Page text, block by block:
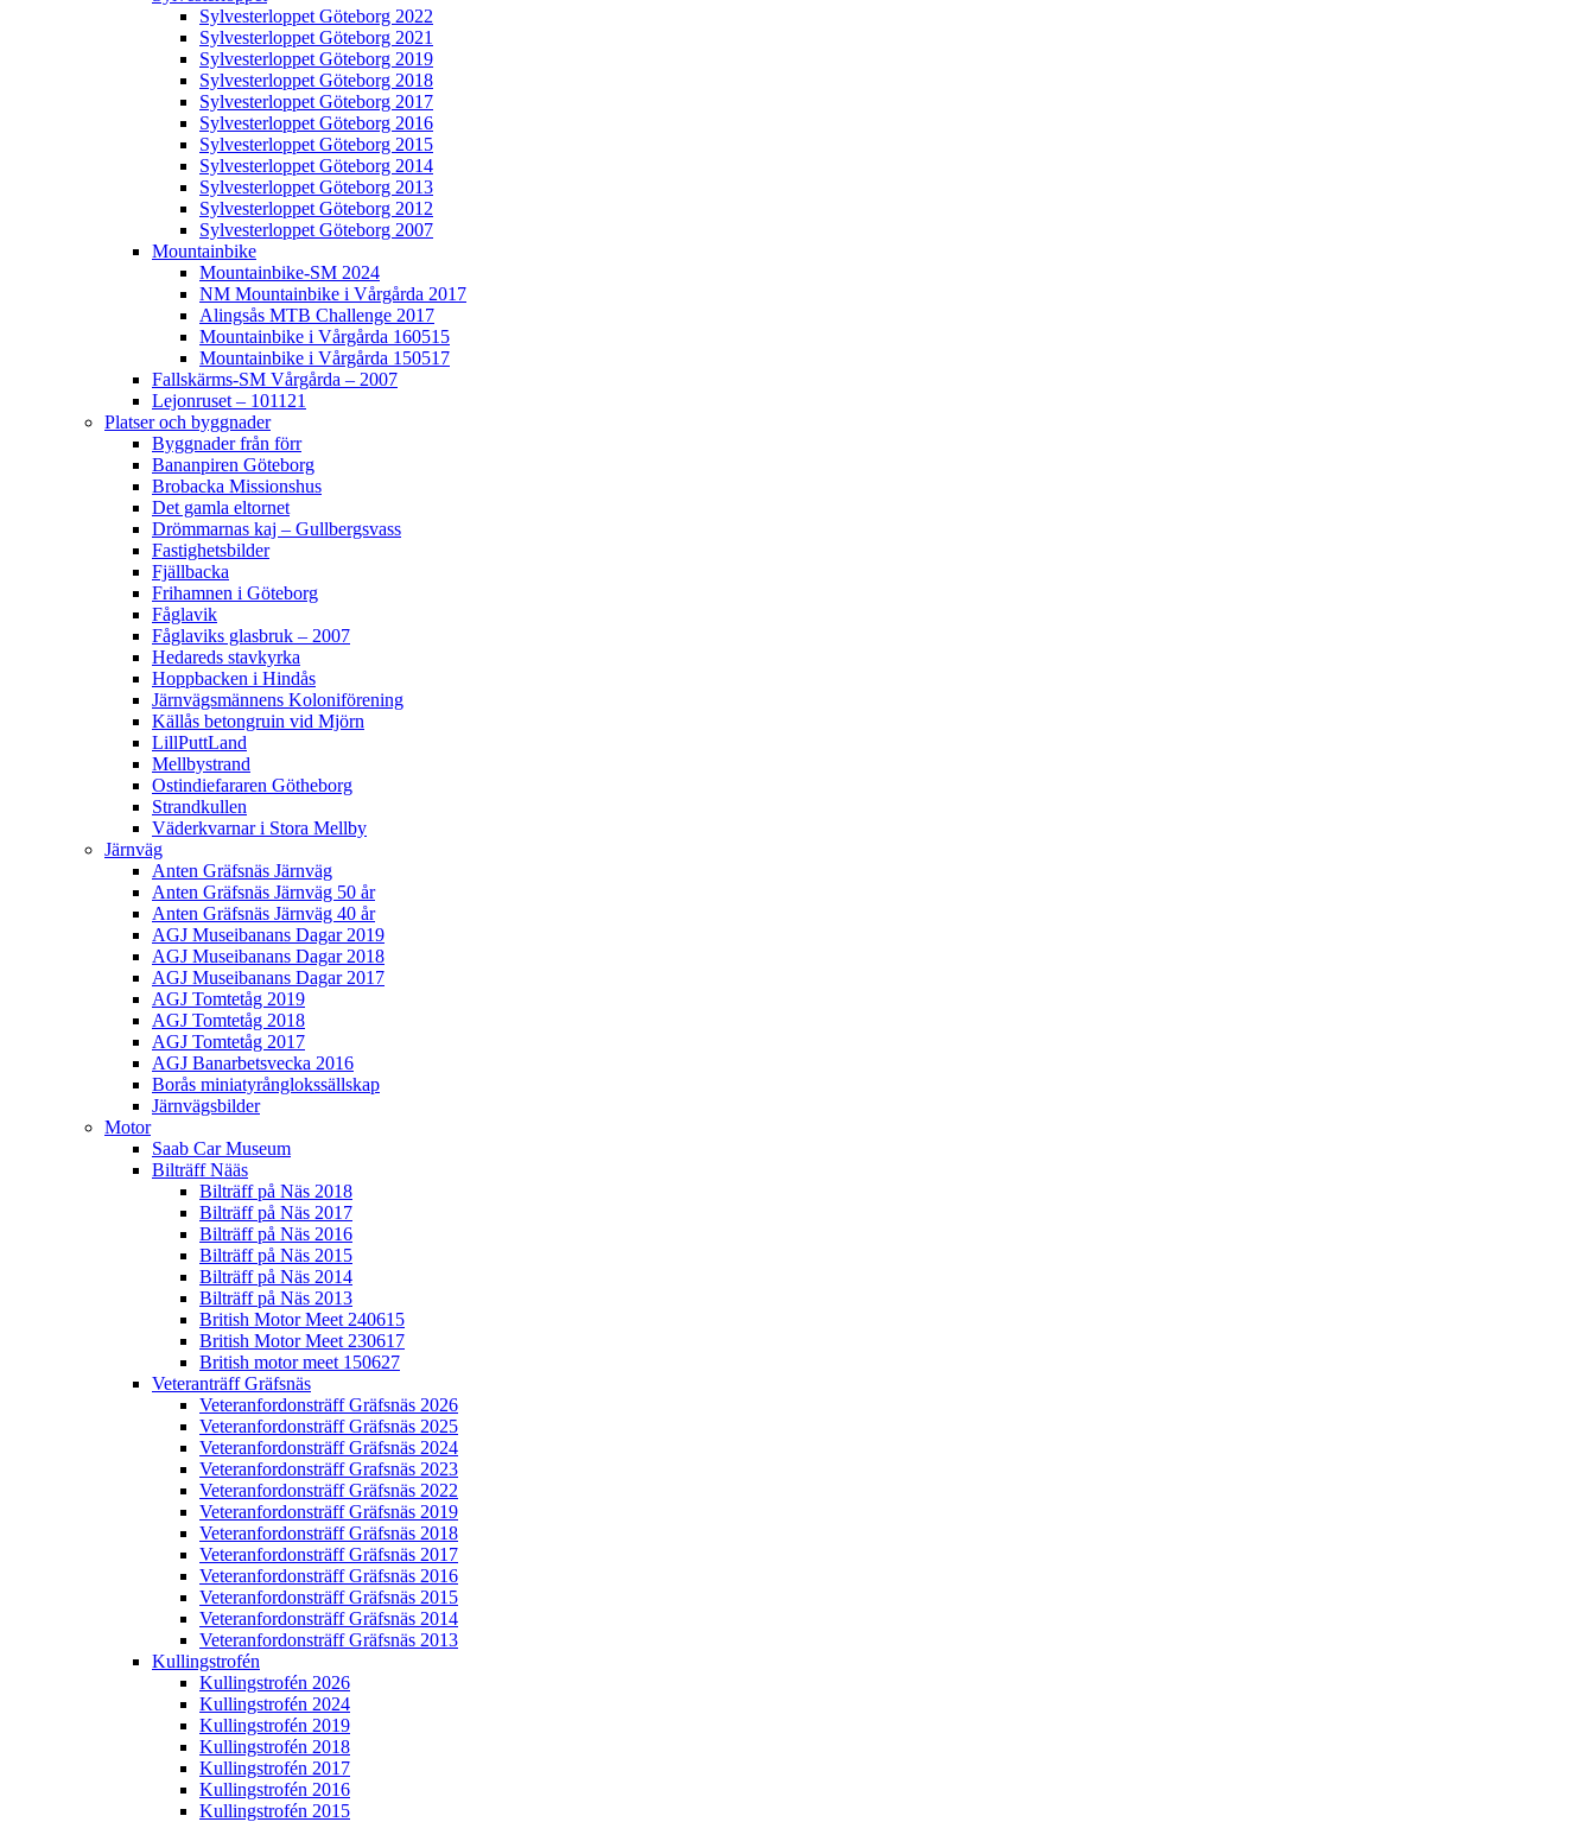
Sylvesterloppet Göteborg 2022
Sylvesterloppet Göteborg 2021
Sylvesterloppet Göteborg 2019
Sylvesterloppet Göteborg 2018
Sylvesterloppet Göteborg 2017
Sylvesterloppet Göteborg 2016
Sylvesterloppet Göteborg 2015
Sylvesterloppet Göteborg 2014
Sylvesterloppet Göteborg 2013
Sylvesterloppet Göteborg 2012
Sylvesterloppet Göteborg 2007
Mountainbike
Mountainbike-SM 2024
NM Mountainbike i Vårgårda 2017
Alingsås MTB Challenge 2017
Mountainbike i Vårgårda 160515
Mountainbike i Vårgårda 150517
Fallskärms-SM Vårgårda – 2007
Lejonruset – 101121
Platser och byggnader
Byggnader från förr
Bananpiren Göteborg
Brobacka Missionshus
Det gamla eltornet
Drömmarnas kaj – Gullbergsvass
Fastighetsbilder
Fjällbacka
Frihamnen i Göteborg
Fåglavik
Fåglaviks glasbruk – 2007
Hedareds stavkyrka
Hoppbacken i Hindås
Järnvägsmännens Koloniförening
Källås betongruin vid Mjörn
LillPuttLand
Mellbystrand
Ostindiefararen Götheborg
Strandkullen
Väderkvarnar i Stora Mellby
Järnväg
Anten Gräfsnäs Järnväg
Anten Gräfsnäs Järnväg 50 år
Anten Gräfsnäs Järnväg 40 år
AGJ Museibanans Dagar 2019
AGJ Museibanans Dagar 2018
AGJ Museibanans Dagar 2017
AGJ Tomtetåg 2019
AGJ Tomtetåg 2018
AGJ Tomtetåg 2017
AGJ Banarbetsvecka 2016
Borås miniatyrånglokssällskap
Järnvägsbilder
Motor
Saab Car Museum
Bilträff Nääs
Bilträff på Näs 2018
Bilträff på Näs 2017
Bilträff på Näs 2016
Bilträff på Näs 2015
Bilträff på Näs 2014
Bilträff på Näs 2013
British Motor Meet 240615
British Motor Meet 230617
British motor meet 150627
Veteranträff Gräfsnäs
Veteranfordonsträff Gräfsnäs 2026
Veteranfordonsträff Gräfsnäs 2025
Veteranfordonsträff Gräfsnäs 2024
Veteranfordonsträff Grafsnäs 2023
Veteranfordonsträff Gräfsnäs 2022
Veteranfordonsträff Gräfsnäs 2019
Veteranfordonsträff Gräfsnäs 2018
Veteranfordonsträff Gräfsnäs 2017
Veteranfordonsträff Gräfsnäs 2016
Veteranfordonsträff Gräfsnäs 2015
Veteranfordonsträff Gräfsnäs 2014
Veteranfordonsträff Gräfsnäs 2013
Kullingstrofén
Kullingstrofén 2026
Kullingstrofén 2024
Kullingstrofén 2019
Kullingstrofén 2018
Kullingstrofén 2017
Kullingstrofén 2016
Kullingstrofén 2015